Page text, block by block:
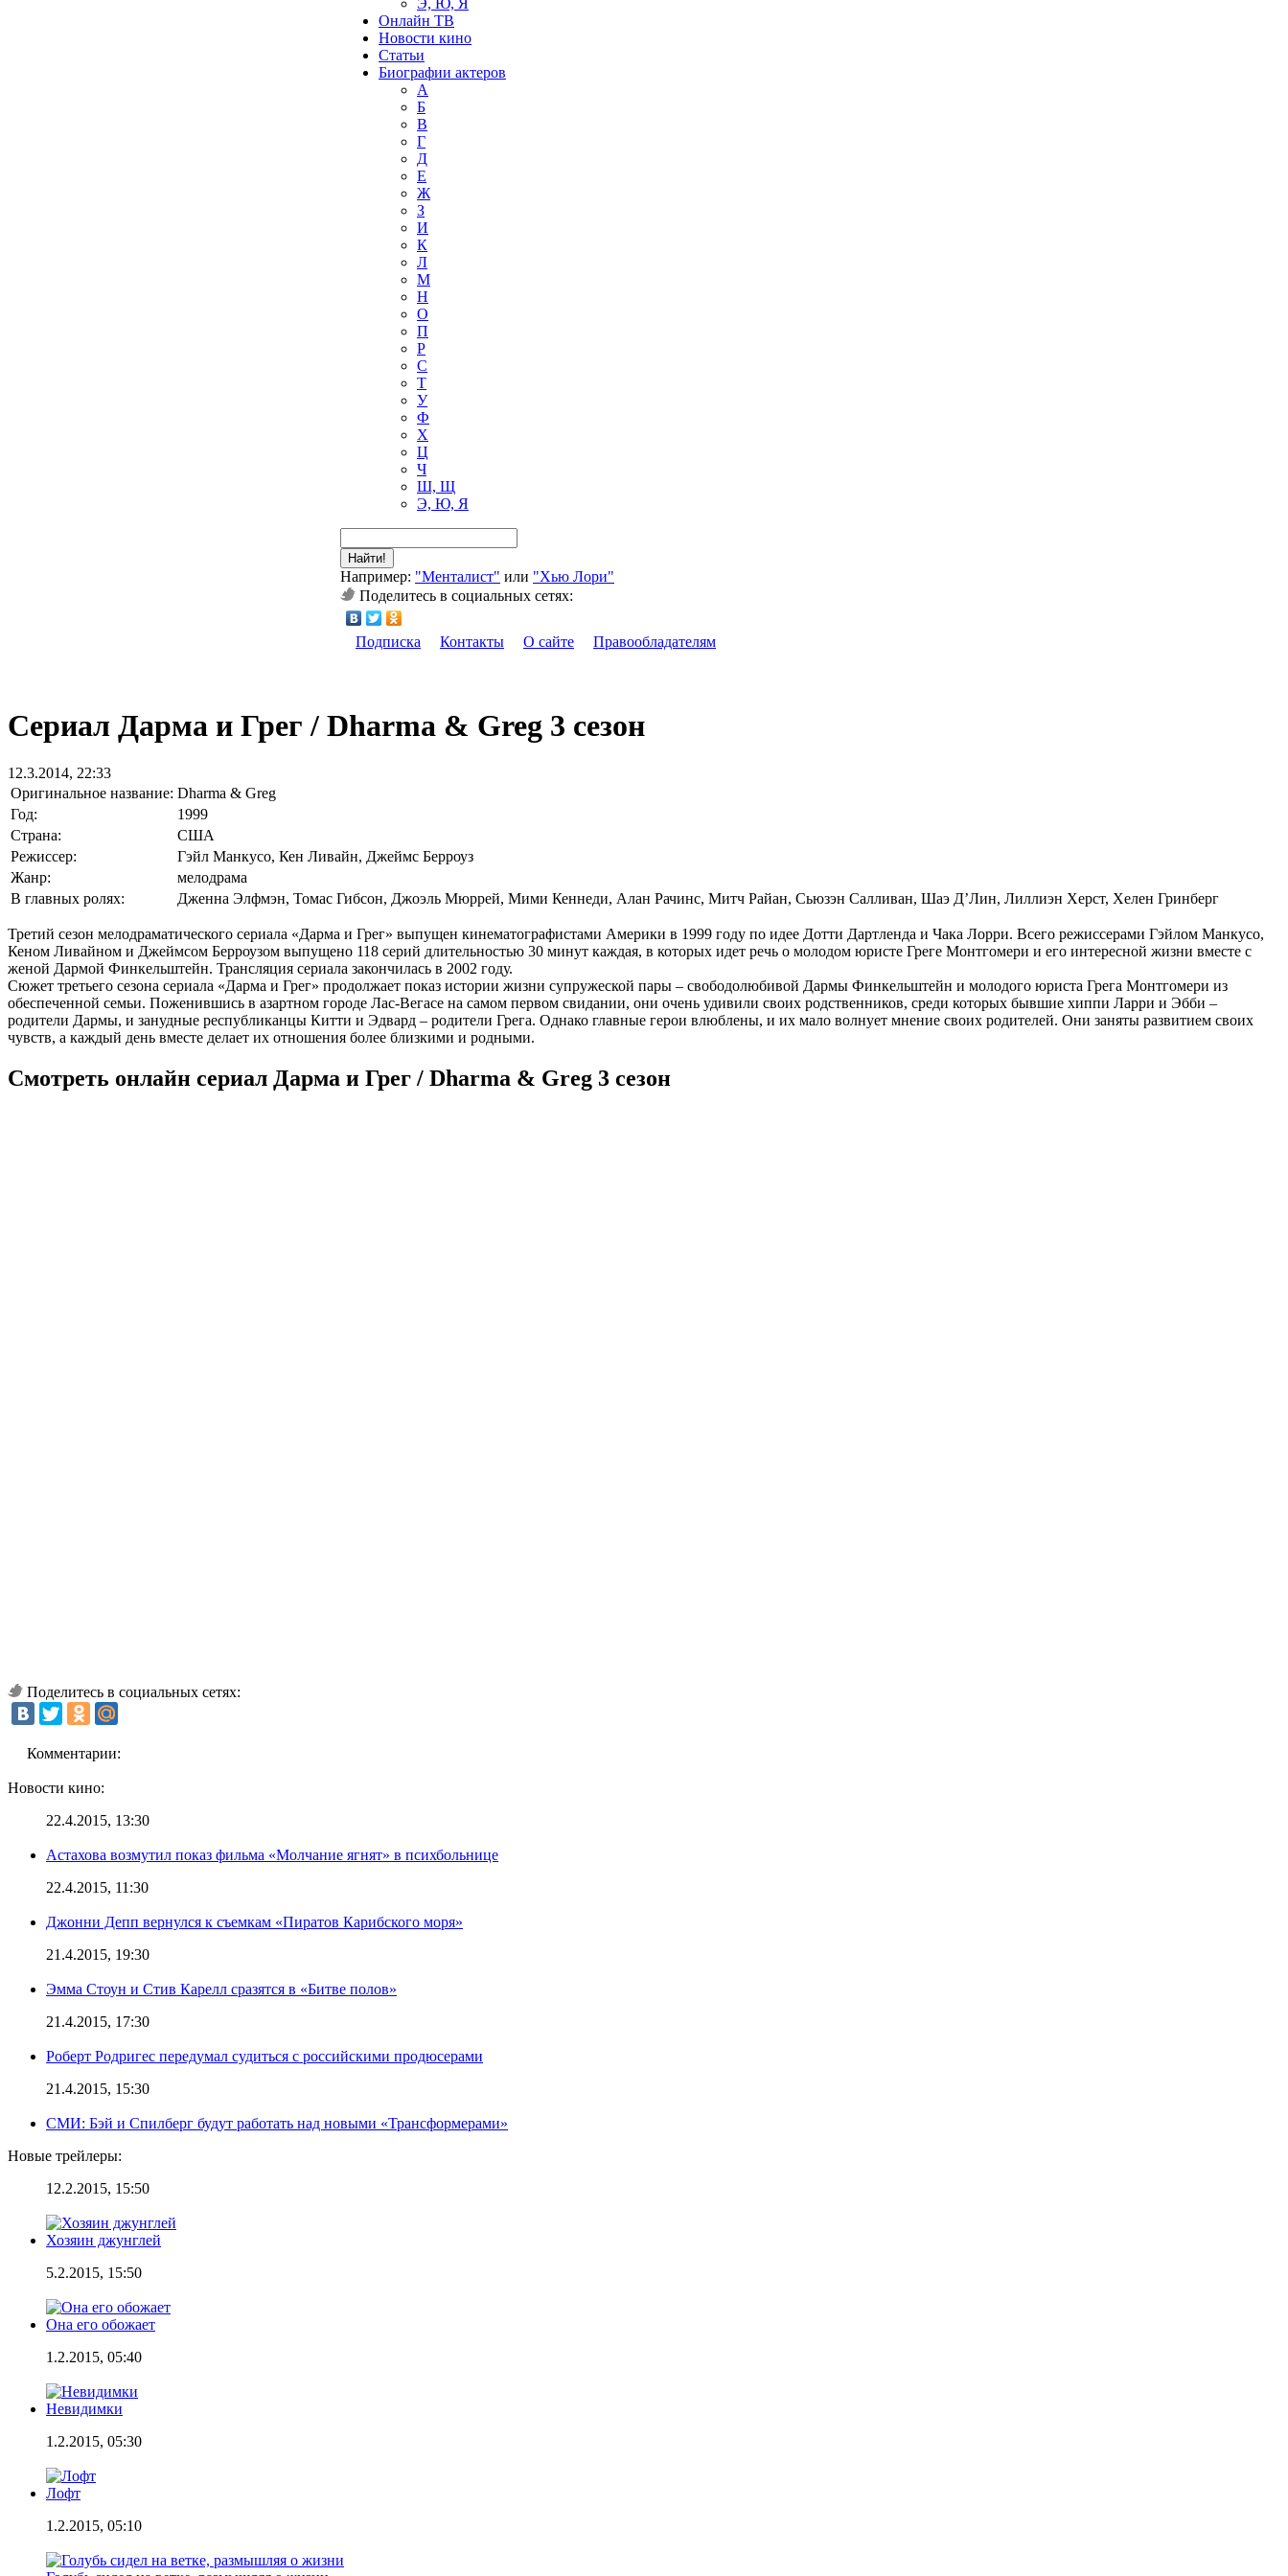
Э, Ю, Я
Онлайн ТВ
Новости кино
Статьи
Биографии актеров
А
Б
В
Г
Д
Е
Ж
З
И
К
Л
М
Н
О
П
Р
С
Т
У
Ф
Х
Ц
Ч
Ш, Щ
Э, Ю, Я
Найти!
Например: "Менталист" или "Хью Лори"
Поделитесь в социальных сетях:
Подписка Контакты О сайте Правообладателям
Сериал Дарма и Грег / Dharma & Greg 3 сезон
12.3.2014, 22:33
Оригинальное название: Dharma & Greg
Год:
1999
Страна:
США
Режиссер:
Гэйл Манкусо, Кен Ливайн, Джеймс Берроуз
Жанр:
мелодрама
В главных ролях:
Дженна Элфмэн, Томас Гибсон, Джоэль Мюррей, Мими Кеннеди, Алан Рачинс, Митч Райан, Сьюзэн Салливан, Шаэ Д’Лин, Лиллиэн Херст, Хелен Гринберг
Третий сезон мелодраматического сериала «Дарма и Грег» выпущен кинематографистами Америки в 1999 году по идее Дотти Дартленда и Чака Лорри. Всего режиссерами Гэйлом Манкусо,
Кеном Ливайном и Джеймсом Берроузом выпущено 118 серий длительностью 30 минут каждая, в которых идет речь о молодом юристе Греге Монтгомери и его интересной жизни вместе с
женой Дармой Финкельштейн. Трансляция сериала закончилась в 2002 году.
Сюжет третьего сезона сериала «Дарма и Грег» продолжает показ истории жизни супружеской пары – свободолюбивой Дармы Финкельштейн и молодого юриста Грега Монтгомери из
обеспеченной семьи. Поженившись в азартном городе Лас-Вегасе на самом первом свидании, они очень удивили своих родственников, среди которых бывшие хиппи Ларри и Эбби –
родители Дармы, и занудные республиканцы Китти и Эдвард – родители Грега. Однако главные герои влюблены, и их мало волнует мнение своих родителей. Они заняты развитием своих
чувств, а каждый день вместе делает их отношения более близкими и родными.
Смотреть онлайн сериал Дарма и Грег / Dharma & Greg 3 сезон
Поделитесь в социальных сетях:
Комментарии:
Новости кино:
22.4.2015, 13:30
Астахова возмутил показ фильма «Молчание ягнят» в психбольнице
22.4.2015, 11:30
Джонни Депп вернулся к съемкам «Пиратов Карибского моря»
21.4.2015, 19:30
Эмма Стоун и Стив Карелл сразятся в «Битве полов»
21.4.2015, 17:30
Роберт Родригес передумал судиться с российскими продюсерами
21.4.2015, 15:30
СМИ: Бэй и Спилберг будут работать над новыми «Трансформерами»
Новые трейлеры:
12.2.2015, 15:50
Хозяин джунглей
5.2.2015, 15:50
Она его обожает
1.2.2015, 05:40
Невидимки
1.2.2015, 05:30
Лофт
1.2.2015, 05:10